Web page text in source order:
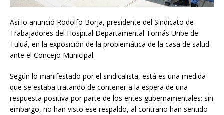
Así lo anunció Rodolfo Borja, presidente del Sindicato de
Trabajadores del Hospital Departamental Tomás Uribe de
Tuluá, en la exposición de la problemática de la casa de salud
ante el Concejo Municipal.
Según lo manifestado por el sindicalista, está es una medida
que se estaba tratando de contener a la espera de una
respuesta positiva por parte de los entes gubernamentales; sin
embargo, no han visto ese respaldo, al contrario han sentido